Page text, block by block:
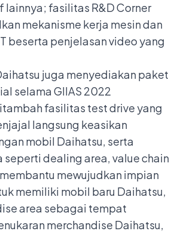
fasilitas R&D Corner
mekanisme kerja mesin dan
beserta penjelasan video yang
juga menyediakan paket
selama GIIAS 2022
fasilitas test drive yang
langsung keasikan
mobil Daihatsu, serta
seperti dealing area, value chain
mewujudkan impian
memiliki mobil baru Daihatsu,
area sebagai tempat
merchandise Daihatsu,